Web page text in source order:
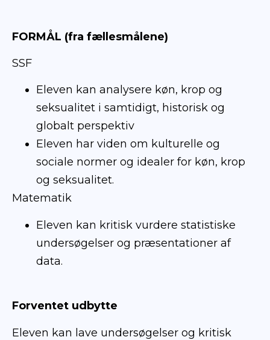
FORMÅL (fra fællesmålene)
SSF
Eleven kan analysere køn, krop og
seksualitet i samtidigt, historisk og
globalt perspektiv
Eleven har viden om kulturelle og
sociale normer og idealer for køn, krop
og seksualitet.
Matematik
Eleven kan kritisk vurdere statistiske
undersøgelser og præsentationer af
data.
Forventet udbytte
Eleven kan lave undersøgelser og kritisk